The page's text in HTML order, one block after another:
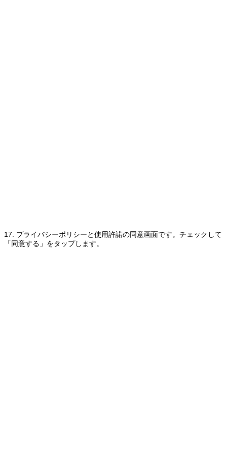
17. プライバシーポリシーと使用許諾の同意画面です。チェックして
「同意する」をタップします。